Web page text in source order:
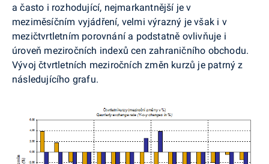
a často i rozhodující, nejmarkantnější je v
meziměsíčním vyjádření, velmi výrazný je však i v
mezičtvrtletním porovnání a podstatně ovlivňuje i
úroveň meziročních indexů cen zahraničního obchodu.
Vývoj čtvrtletních meziročních změn kurzů je patrný z
následujícího grafu.